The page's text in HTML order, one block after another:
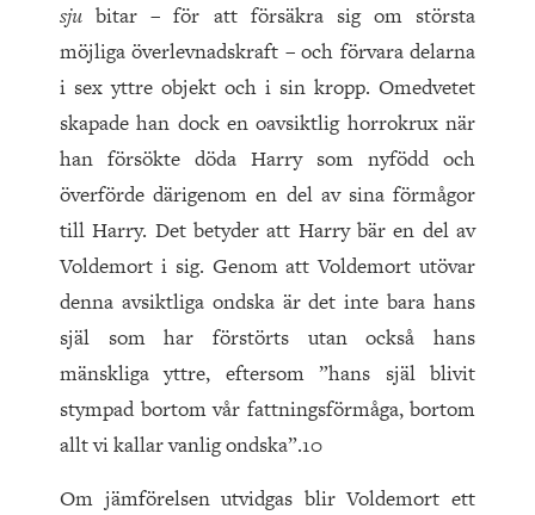
sjubitar – för att försäkra sig om största
möjliga överlevnadskraft – och förvara delarna
i sex yttre objekt och i sin kropp. Omedvetet
skapade han dock en oavsiktlig horrokrux när
han försökte döda Harry som nyfödd och
överförde därigenom en del av sina förmågor
till Harry. Det betyder att Harry bär en del av
Voldemort i sig. Genom att Voldemort utövar
denna avsiktliga ondska är det inte bara hans
själ som har förstörts utan också hans
mänskliga yttre, eftersom ”hans själ blivit
stympad bortom vår fattningsförmåga, bortom
allt vi kallar vanlig ondska”.10
Om jämförelsen utvidgas blir Voldemort ett